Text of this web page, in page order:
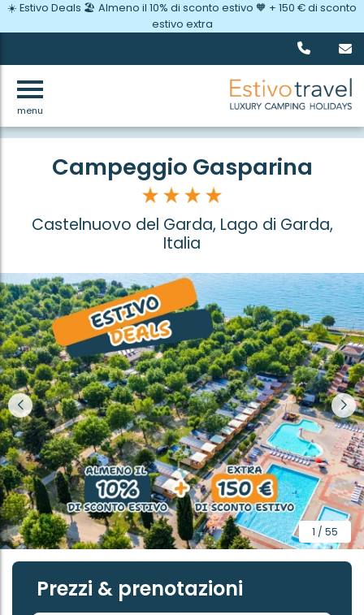
menu
☀️ Estivo Deals 🏖️ Almeno il 10% di sconto estivo 🧡 + 150 € di sconto
estivo extra
Indietro
Campeggio Gasparina
Castelnuovo del Garda, Lago di Garda,
Italia
1 / 55
Prezzi & prenotazioni